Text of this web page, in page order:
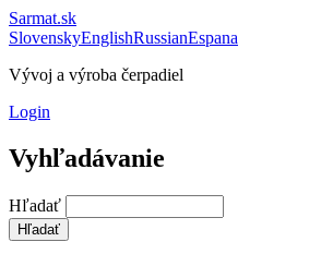
Sarmat.sk
SlovenskyEnglishRussianEspana
Vývoj a výroba čerpadiel
Login
Vyhľadávanie
Hľadať